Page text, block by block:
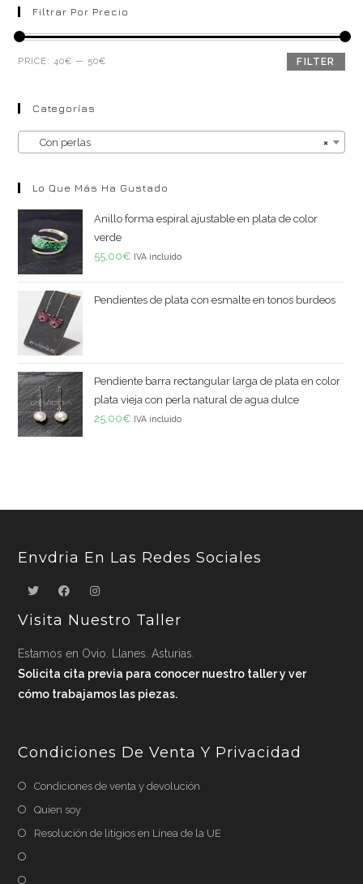
Filtrar Por Precio
FILTER
PRICE:40€ — 50€
Categorías
×
Con perlas
Lo Que Más Ha Gustado
Anillo forma espiral ajustable en plata de color
verde
55,00€ IVA incluido
Pendientes de plata con esmalte en tonos burdeos
Pendiente barra rectangular larga de plata en color
plata vieja con perla natural de agua dulce
25,00€ IVA incluido
Envdria En Las Redes Sociales
Visita Nuestro Taller
Estamos en Ovio. Llanes. Asturias.
Solicita cita previa para conocer nuestro taller y ver
cómo trabajamos las piezas.
Condiciones De Venta Y Privacidad
Condiciones de venta y devolución
Quien soy
Resolución de litigios en Línea de la UE